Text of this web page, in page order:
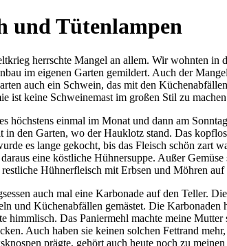
und Tütenlampen
herrschte Mangel an allem. Wir wohnten in
im eigenen Garten gemildert. Auch der
auch ein Schwein, das mit den
ist keine Schweinemast im großen Stil zu
höchstens einmal im Monat und dann am
in den Garten, wo der Hauklotz stand. Das
es lange gekocht, bis das Fleisch schön zart
eine köstliche Hühnersuppe. Außer
restliche Hühnerfleisch mit Erbsen und Möhren
auch mal eine Karbonade auf den Teller.
und Küchenabfällen gemästet. Die
himmlisch. Das Paniermehl machte meine
Auch haben sie keinen solchen Fettrand
prägte, gehört auch heute noch zu